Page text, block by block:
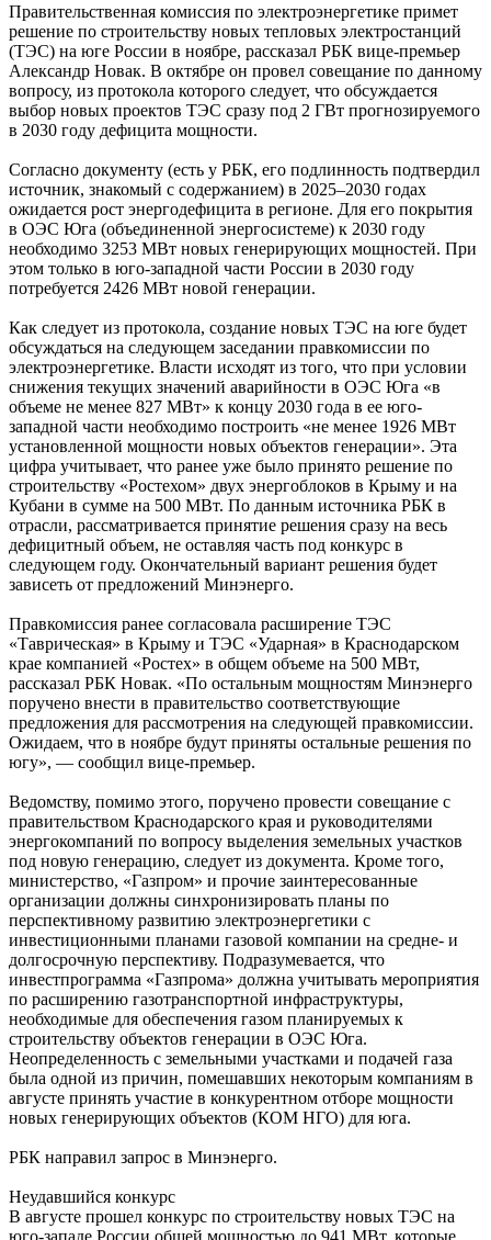
Правительственная комиссия по электроэнергетике примет
решение по строительству новых тепловых электростанций
(ТЭС) на юге России в ноябре, рассказал РБК вице-премьер
Александр Новак. В октябре он провел совещание по данному
вопросу, из протокола которого следует, что обсуждается
выбор новых проектов ТЭС сразу под 2 ГВт прогнозируемого
в 2030 году дефицита мощности.
Согласно документу (есть у РБК, его подлинность подтвердил
источник, знакомый с содержанием) в 2025–2030 годах
ожидается рост энергодефицита в регионе. Для его покрытия
в ОЭС Юга (объединенной энергосистеме) к 2030 году
необходимо 3253 МВт новых генерирующих мощностей. При
этом только в юго-западной части России в 2030 году
потребуется 2426 МВт новой генерации.
Как следует из протокола, создание новых ТЭС на юге будет
обсуждаться на следующем заседании правкомиссии по
электроэнергетике. Власти исходят из того, что при условии
снижения текущих значений аварийности в ОЭС Юга «в
объеме не менее 827 МВт» к концу 2030 года в ее юго-
западной части необходимо построить «не менее 1926 МВт
установленной мощности новых объектов генерации». Эта
цифра учитывает, что ранее уже было принято решение по
строительству «Ростехом» двух энергоблоков в Крыму и на
Кубани в сумме на 500 МВт. По данным источника РБК в
отрасли, рассматривается принятие решения сразу на весь
дефицитный объем, не оставляя часть под конкурс в
следующем году. Окончательный вариант решения будет
зависеть от предложений Минэнерго.
Правкомиссия ранее согласовала расширение ТЭС
«Таврическая» в Крыму и ТЭС «Ударная» в Краснодарском
крае компанией «Ростех» в общем объеме на 500 МВт,
рассказал РБК Новак. «По остальным мощностям Минэнерго
поручено внести в правительство соответствующие
предложения для рассмотрения на следующей правкомиссии.
Ожидаем, что в ноябре будут приняты остальные решения по
югу», — сообщил вице-премьер.
Ведомству, помимо этого, поручено провести совещание с
правительством Краснодарского края и руководителями
энергокомпаний по вопросу выделения земельных участков
под новую генерацию, следует из документа. Кроме того,
министерство, «Газпром» и прочие заинтересованные
организации должны синхронизировать планы по
перспективному развитию электроэнергетики с
инвестиционными планами газовой компании на средне- и
долгосрочную перспективу. Подразумевается, что
инвестпрограмма «Газпрома» должна учитывать мероприятия
по расширению газотранспортной инфраструктуры,
необходимые для обеспечения газом планируемых к
строительству объектов генерации в ОЭС Юга.
Неопределенность с земельными участками и подачей газа
была одной из причин, помешавших некоторым компаниям в
августе принять участие в конкурентном отборе мощности
новых генерирующих объектов (КОМ НГО) для юга.
РБК направил запрос в Минэнерго.
Неудавшийся конкурс
В августе прошел конкурс по строительству новых ТЭС на
юго-западе России общей мощностью до 941 МВт, которые